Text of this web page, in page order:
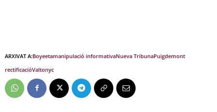
ARXIVAT A:Boyeetamanipulació informativaNueva TribunaPuigdemont
rectificacióValtonyc